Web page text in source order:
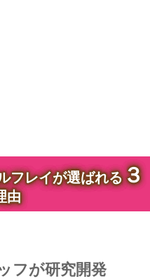
フレイが選ばれる３
由
フが研究開発